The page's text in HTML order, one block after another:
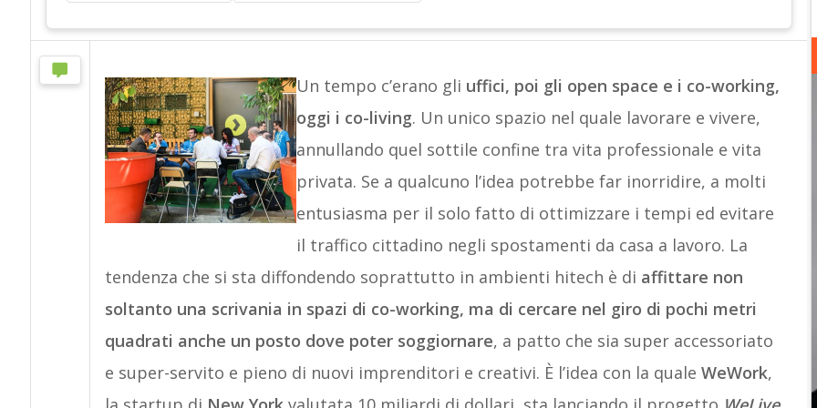
Un tempo c’erano gli uffici, poi gli open space e i co-working,
oggi i co-living. Un unico spazio nel quale lavorare e vivere,
annullando quel sottile confine tra vita professionale e vita
privata. Se a qualcuno l’idea potrebbe far inorridire, a molti
entusiasma per il solo fatto di ottimizzare i tempi ed evitare
il traffico cittadino negli spostamenti da casa a lavoro. La
tendenza che si sta diffondendo soprattutto in ambienti hitech è di affittare non
soltanto una scrivania in spazi di co-working, ma di cercare nel giro di pochi metri
quadrati anche un posto dove poter soggiornare, a patto che sia super accessoriato
e super-servito e pieno di nuovi imprenditori e creativi. È l’idea con la quale WeWork,